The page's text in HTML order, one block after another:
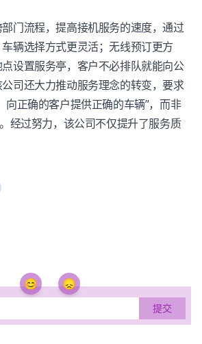
门流程，提高接机服务的速度，通过
辆选择方式更灵活；无线预订更方
设置服务亭，客户不必排队就能向公
司还大力推动服务理念的转变，要求
向正确的客户提供正确的车辆”，而非
经过努力，该公司不仅提升了服务质
😊 😞